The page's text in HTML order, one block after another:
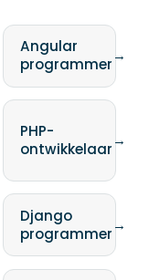
Angular
programmer→
PHP-
ontwikkelaar→
Django
programmer→